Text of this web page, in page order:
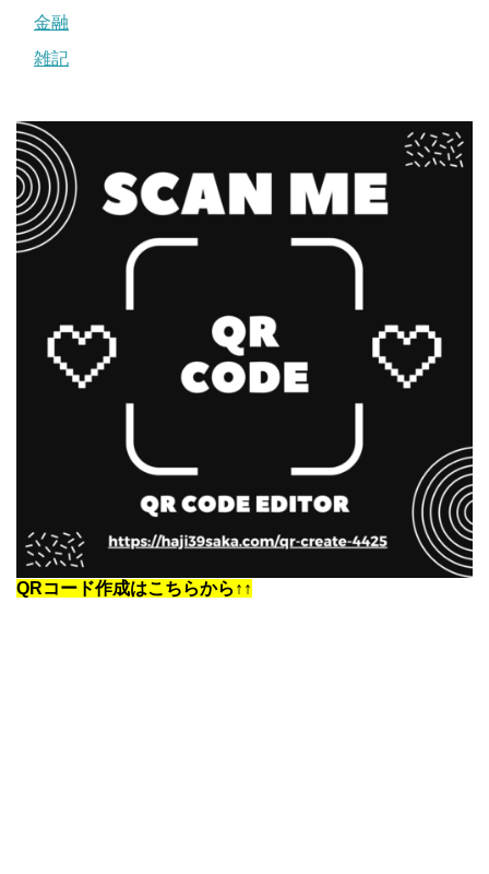
金融
雑記
QRコード作成はこちらから↑↑